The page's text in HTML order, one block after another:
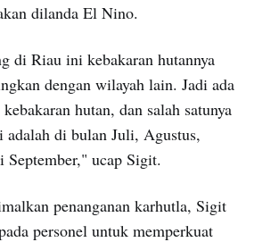
dilanda El Nino.
di Riau ini kebakaran hutannya
dengan wilayah lain. Jadi ada
hutan, dan salah satunya
adalah di bulan Juli, Agustus,
September," ucap Sigit.
penanganan karhutla, Sigit
personel untuk memperkuat